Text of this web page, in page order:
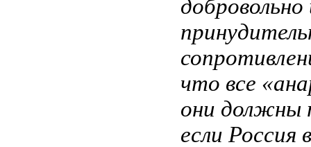
что все
они должны
если